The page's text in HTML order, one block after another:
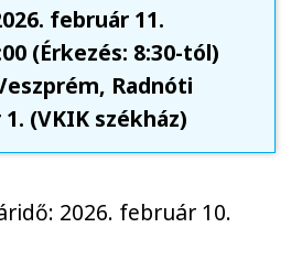
február 11.
(Érkezés: 8:30-tól)
Radnóti
(VKIK székház)
2026. február 10.